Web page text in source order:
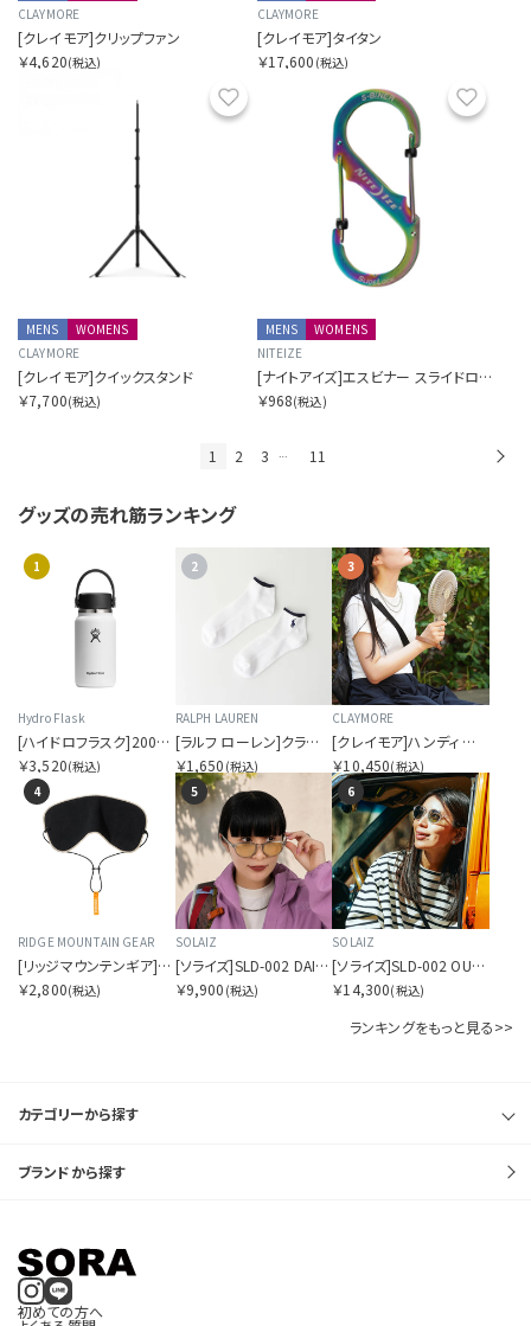
CLAYMORE
[クレイモア]クリップファン
￥4,620(税込)
CLAYMORE
[クレイモア]タイタン
￥17,600 (税込)
お気に入り
MENS
WOMENS
CLAYMORE
[クレイモア]クイックスタンド
￥7,700(税込)
MENS
WOMENS
NITEIZE
[ナイトアイズ]エスビナー スライドロック #4 スペクトラム
￥968(税込)
1 2 3 … 11
グッズの売れ筋ランキング
1
Hydro Flask
[ハイドロフラスク]200ml マイクロハイドロ
￥3,520(税込)
2
RALPH LAUREN
[ラルフ ローレン]クラシック ワンポイント刺繍 ショート ソックス メンズ
￥1,650 (税込)
3
CLAYMORE
[クレイモア]ハンディ エー
￥10,450(税込)
4
RIDGE MOUNTAIN GEAR
[リッジマウンテンギア]スリープ ウォーム
￥2,800(税込)
5
SOLAIZ
[ソライズ]SLD-002 DAILY USE ボストン
￥9,900 (税込)
6
SOLAIZ
[ソライズ]SLD-002 OUTDOOR USE ボストン 偏光モデル
￥14,300(税込)
ランキングをもっと見る>>
カテゴリーから探す
ブランドから探す
初めての方へ